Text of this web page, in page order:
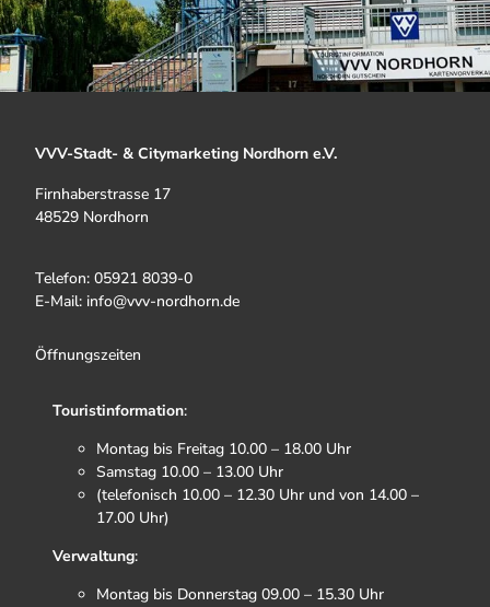
VVV-Stadt- & Citymarketing Nordhorn e.V.
Firnhaberstrasse 17
48529 Nordhorn
Telefon: 05921 8039-0
E-Mail: info@vvv-nordhorn.de
Öffnungszeiten
Touristinformation:
Montag bis Freitag 10.00 – 18.00 Uhr
Samstag 10.00 – 13.00 Uhr
(telefonisch 10.00 – 12.30 Uhr und von 14.00 –
17.00 Uhr)
Verwaltung:
Montag bis Donnerstag 09.00 – 15.30 Uhr